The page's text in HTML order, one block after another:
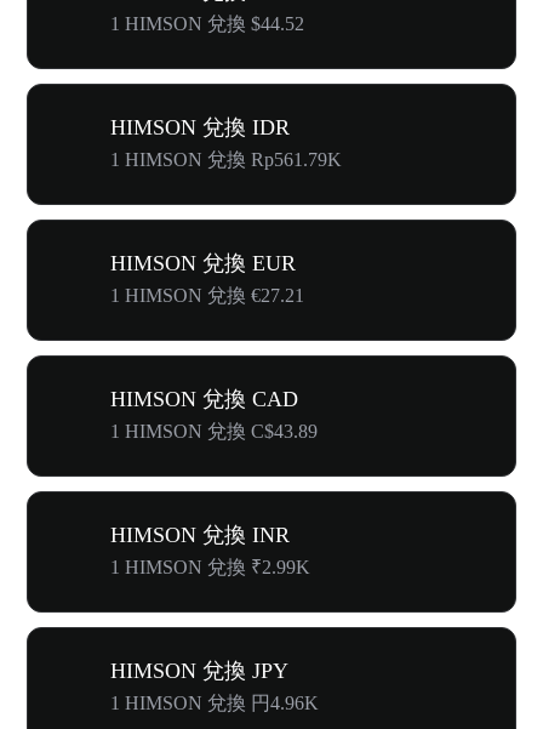
1 HIMSON 兌換 $44.52
HIMSON 兌換 IDR
1 HIMSON 兌換 Rp561.79K
HIMSON 兌換 EUR
1 HIMSON 兌換 €27.21
HIMSON 兌換 CAD
1 HIMSON 兌換 C$43.89
HIMSON 兌換 INR
1 HIMSON 兌換 ₹2.99K
HIMSON 兌換 JPY
1 HIMSON 兌換 円4.96K